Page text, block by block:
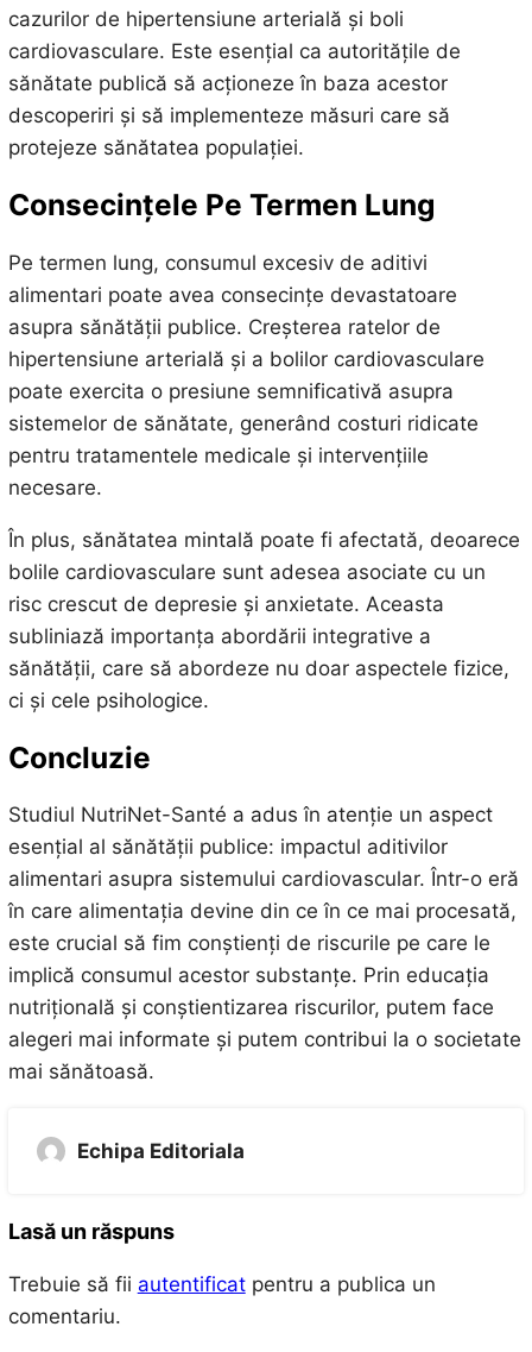
cazurilor de hipertensiune arterială și boli
cardiovasculare. Este esențial ca autoritățile de
sănătate publică să acționeze în baza acestor
descoperiri și să implementeze măsuri care să
protejeze sănătatea populației.
Consecințele Pe Termen Lung
Pe termen lung, consumul excesiv de aditivi
alimentari poate avea consecințe devastatoare
asupra sănătății publice. Creșterea ratelor de
hipertensiune arterială și a bolilor cardiovasculare
poate exercita o presiune semnificativă asupra
sistemelor de sănătate, generând costuri ridicate
pentru tratamentele medicale și intervențiile
necesare.
În plus, sănătatea mintală poate fi afectată, deoarece
bolile cardiovasculare sunt adesea asociate cu un
risc crescut de depresie și anxietate. Aceasta
subliniază importanța abordării integrative a
sănătății, care să abordeze nu doar aspectele fizice,
ci și cele psihologice.
Concluzie
Studiul NutriNet-Santé a adus în atenție un aspect
esențial al sănătății publice: impactul aditivilor
alimentari asupra sistemului cardiovascular. Într-o eră
în care alimentația devine din ce în ce mai procesată,
este crucial să fim conștienți de riscurile pe care le
implică consumul acestor substanțe. Prin educația
nutrițională și conștientizarea riscurilor, putem face
alegeri mai informate și putem contribui la o societate
mai sănătoasă.
Echipa Editoriala
Lasă un răspuns
Trebuie să fii autentificatpentru a publica un
comentariu.